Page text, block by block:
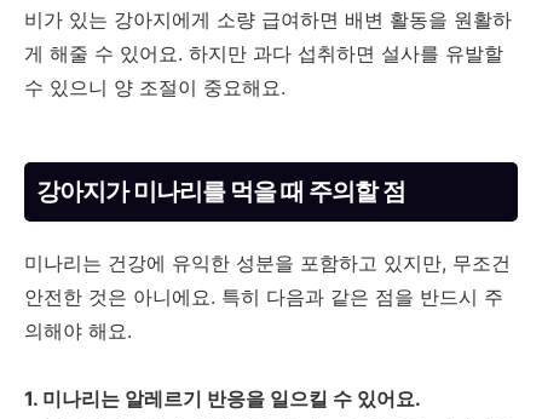
비가 있는 강아지에게 소량 급여하면 배변 활동을 원활하
게 해줄 수 있어요. 하지만 과다 섭취하면 설사를 유발할
수 있으니 양 조절이 중요해요.
강아지가 미나리를 먹을 때 주의할 점
미나리는 건강에 유익한 성분을 포함하고 있지만, 무조건
안전한 것은 아니에요. 특히 다음과 같은 점을 반드시 주
의해야 해요.
1. 미나리는 알레르기 반응을 일으킬 수 있어요.